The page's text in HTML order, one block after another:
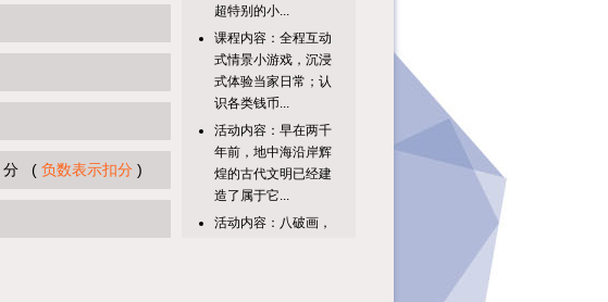
分 ( 负数表示扣分 )
式情景小游戏，沉浸
式体验当家日常；认
识各类钱币...
年前，地中海沿岸辉
煌的古代文明已经建
造了属于它...
又叫“锦灰堆”，是一